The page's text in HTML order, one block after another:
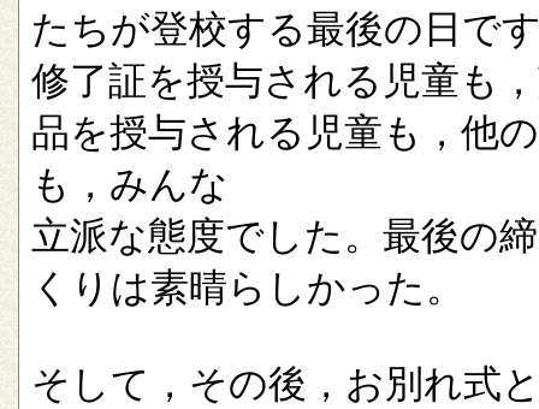
たちが登校する最後の日で
修了証を授与される児童も
品を授与される児童も，他
も，みんな
立派な態度でした。最後の
くりは素晴らしかった。
そして，その後，お別れ式